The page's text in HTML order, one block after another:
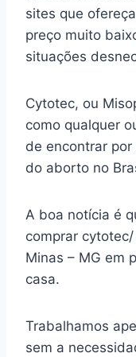
sites que
preço muito
situações
Cytotec, ou
como qualquer
de encontrar
do aborto no
A boa notícia é
comprar
Minas – MG em
casa.
Trabalhamos
sem a